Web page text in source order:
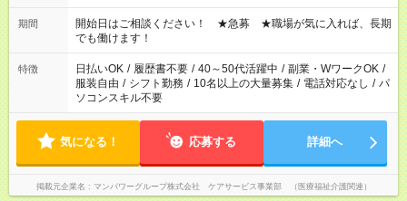
場合、他のお仕事と合わせ週40時間超の就業はご案内できませ
ん ※法令に基づき、週20時間以上勤務は社会保険への加入対象
となります ※労働者派遣法（日雇い派遣の原則禁止）により、
短時間・短期間の就業はご案内が難しい場合があります
期間
開始日はご相談ください！ ★急募 ★職場が気に入れば、長期
でも働けます！
特徴 日払いOK / 履歴書不要 / 40～50代活躍中 / 副業・WワークOK /
服装自由 / シフト勤務 / 10名以上の大量募集 / 電話対応なし / パ
ソコンスキル不要
気になる！ 応募する 詳細へ
掲載元企業名 マンパワーグループ株式会社 ケアサービス事業部 （医療福祉介護関連）